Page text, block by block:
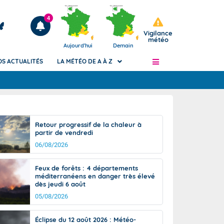
Articles
4
Aujourd'hui Demain
Vigilance
météo
de
Phénomènes dangereux de J+2 à J+7
Avertissement pluies intenses à l'échelle
des communes (Apic)
Bulletins Marine
Bulletins d'estimation du risque
d'avalanche
Météo des forêts
Vigicrues
ACTUALITÉS LA MÉTÉO DE A À Z
Retour progressif de la chaleur à
partir de vendredi
06/08/2026
Feux de forêts : 4 départements
méditerranéens en danger très élevé
dès jeudi 6 août
05/08/2026
Éclipse du 12 août 2026 : Météo-